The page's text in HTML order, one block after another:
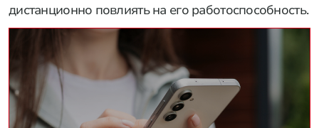
дистанционно повлиять на его работоспособность.